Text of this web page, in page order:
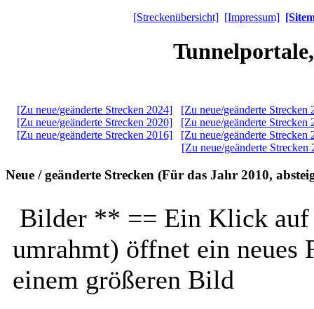
[Streckenübersicht] [Impressum]
[Zu neue/geänderte Strecken 2024]
[Zu neue/geänderte Strecken
[Zu neue/geänderte Strecken 2020]
[Zu neue/geänderte Strecken
[Zu neue/geänderte Strecken 2016]
[Zu neue/geänderte Strecken
[Zu neue/geänderte Strecken
Neue / geänderte Strecken (Für das Jahr 2010,
Bilder ** == Ein Klick
umrahmt) öffnet ein neues
einem größeren Bild